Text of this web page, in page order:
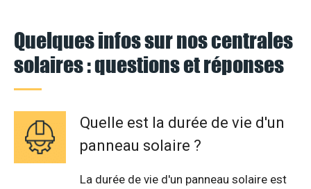
Quelques infos sur nos centrales
solaires : questions et réponses
Quelle est la durée de vie d'un
panneau solaire ?
La durée de vie d'un panneau solaire est